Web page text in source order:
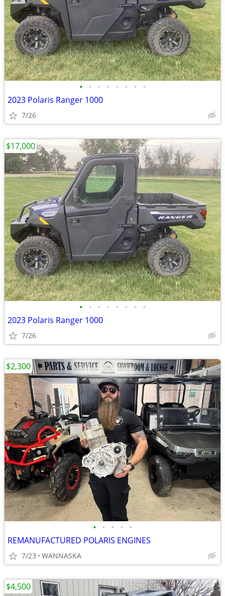
• • • • • • • •
2023 Polaris Ranger 1000
7/26
• • • • • • • •
2023 Polaris Ranger 1000
7/26
$17,000
• • • • •
REMANUFACTURED POLARIS ENGINES
7/23 WANNASKA
$2,300
$4,500